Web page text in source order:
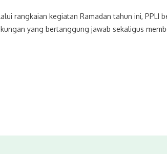
rangkaian kegiatan Ramadan tahun ini,
yang bertanggung jawab sekaligus